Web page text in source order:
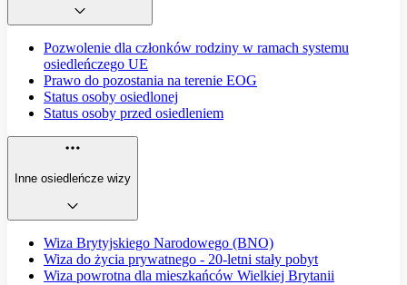
Pozwolenie dla członków rodziny w ramach systemu
osiedleńczego UE
Prawo do pozostania na terenie EOG
Status osoby osiedlonej
Status osoby przed osiedleniem
Inne osiedleńcze wizy
Wiza Brytyjskiego Narodowego (BNO)
Wiza do życia prywatnego - 20-letni stały pobyt
Wiza powrotna dla mieszkańców Wielkiej Brytanii